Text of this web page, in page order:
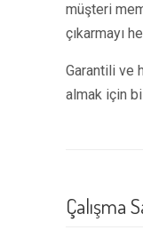
müşteri
çıkarmayı
Garantili ve
almak için
Çalışma